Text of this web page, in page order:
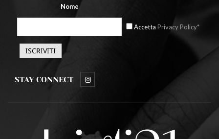
Nome
Accetta Privacy Policy*
STAY CONNECT